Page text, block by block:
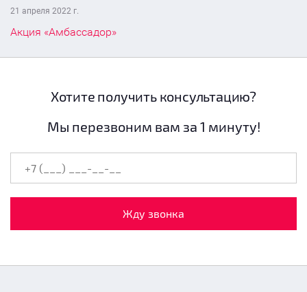
21 апреля 2022 г.
Акция «Амбассадор»
Хотите получить консультацию?
Мы перезвоним вам за 1 минуту!
Жду звонка